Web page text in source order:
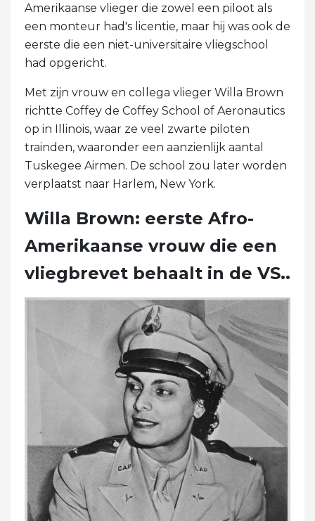
Amerikaanse vlieger die zowel een piloot als
een monteur had's licentie, maar hij was ook de
eerste die een niet-universitaire vliegschool
had opgericht.
Met zijn vrouw en collega vlieger Willa Brown
richtte Coffey de Coffey School of Aeronautics
op in Illinois, waar ze veel zwarte piloten
trainden, waaronder een aanzienlijk aantal
Tuskegee Airmen. De school zou later worden
verplaatst naar Harlem, New York.
Willa Brown: eerste Afro-
Amerikaanse vrouw die een
vliegbrevet behaalt in de VS..